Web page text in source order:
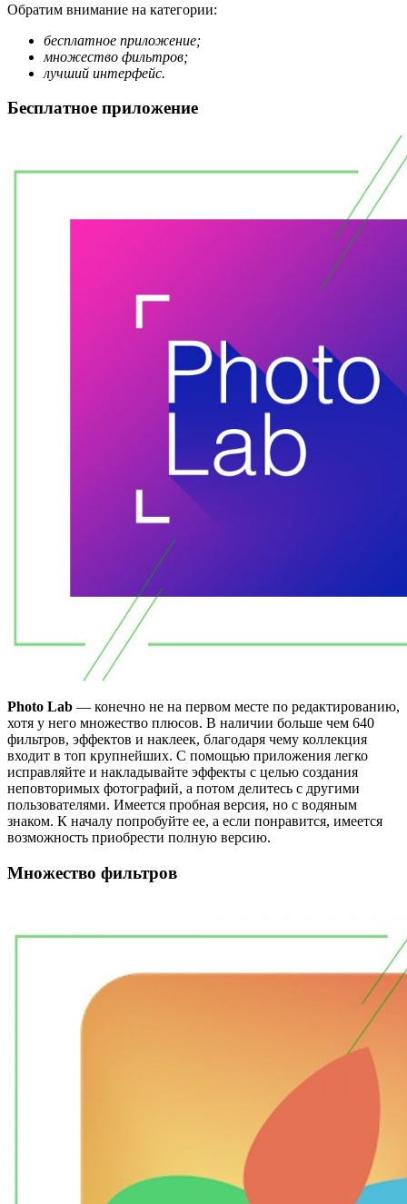
Обратим внимание на категории:
бесплатное приложение;
множество фильтров;
лучший интерфейс.
Бесплатное приложение
Photo Lab — конечно не на первом месте по редактированию,
хотя у него множество плюсов. В наличии больше чем 640
фильтров, эффектов и наклеек, благодаря чему коллекция
входит в топ крупнейших. С помощью приложения легко
исправляйте и накладывайте эффекты с целью создания
неповторимых фотографий, а потом делитесь с другими
пользователями. Имеется пробная версия, но с водяным
знаком. К началу попробуйте ее, а если понравится, имеется
возможность приобрести полную версию.
Множество фильтров